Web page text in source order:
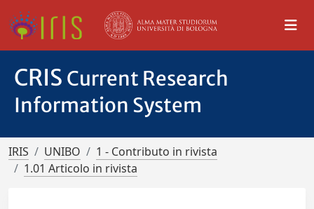
CRIS Current Research
Information System
IRIS UNIBO
1 - Contributo in rivista
1.01 Articolo in rivista